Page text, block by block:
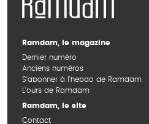
Ramdam, le magazine
Dernier numéro
Anciens numéros
S’abonner à l’hebdo de Ramdam
L’ours de Ramdam
Ramdam, le site
Contact